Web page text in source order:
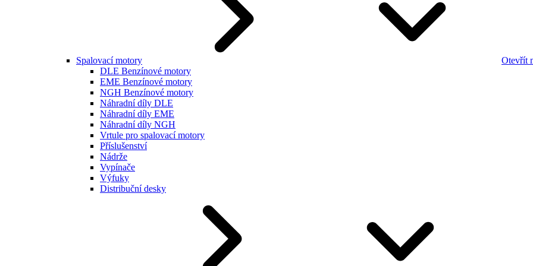
Spalovací motory
Otevřít
DLE Benzínové motory
EME Benzínové motory
NGH Benzínové motory
Náhradní díly DLE
Náhradní díly EME
Náhradní díly NGH
Vrtule pro spalovací motory
Příslušenství
Nádrže
Vypínače
Výfuky
Distribuční desky